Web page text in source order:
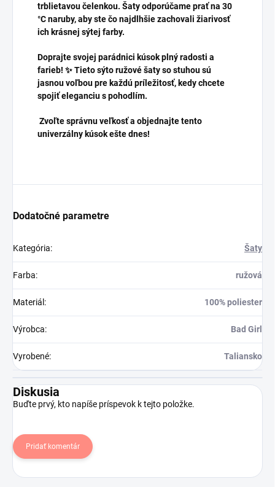
trblietavou čelenkou. Šaty odporúčame prať na 30
°C naruby, aby ste čo najdlhšie zachovali žiarivosť
ich krásnej sýtej farby.
Doprajte svojej parádnici kúsok plný radosti a
farieb! ✨ Tieto sýto ružové šaty so stuhou sú
jasnou voľbou pre každú príležitosť, kedy chcete
spojiť eleganciu s pohodlím.
Zvoľte správnu veľkosť a objednajte tento
univerzálny kúsok ešte dnes!
Dodatočné parametre
Kategória: Šaty
Farba: ružová
Materiál : 100% poliester
Výrobca: Bad Girl
Vyrobené: Taliansko
Diskusia
Buďte prvý, kto napíše príspevok k tejto položke.
Pridať komentár